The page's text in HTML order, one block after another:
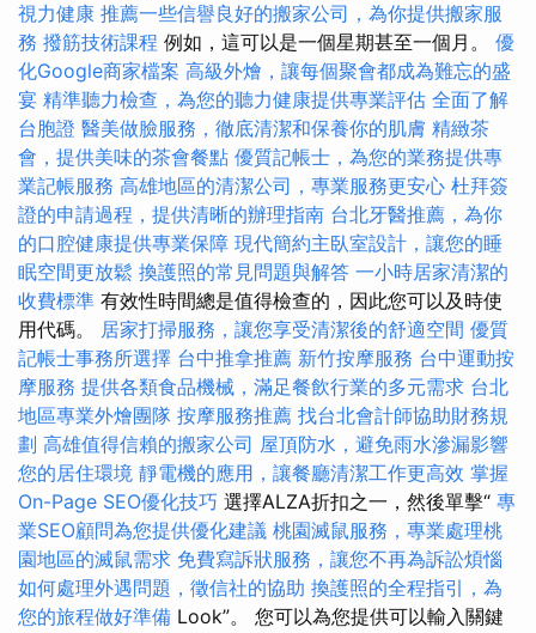
視力健康 推薦一些信譽良好的搬家公司，為你提供搬家服
務 撥筋技術課程 例如，這可以是一個星期甚至一個月。 優
化Google商家檔案 高級外燴，讓每個聚會都成為難忘的盛
宴 精準聽力檢查，為您的聽力健康提供專業評估 全面了解
台胞證 醫美做臉服務，徹底清潔和保養你的肌膚 精緻茶
會，提供美味的茶會餐點 優質記帳士，為您的業務提供專
業記帳服務 高雄地區的清潔公司，專業服務更安心 杜拜簽
證的申請過程，提供清晰的辦理指南 台北牙醫推薦，為你
的口腔健康提供專業保障 現代簡約主臥室設計，讓您的睡
眠空間更放鬆 換護照的常見問題與解答 一小時居家清潔的
收費標準 有效性時間總是值得檢查的，因此您可以及時使
用代碼。 居家打掃服務，讓您享受清潔後的舒適空間 優質
記帳士事務所選擇 台中推拿推薦 新竹按摩服務 台中運動按
摩服務 提供各類食品機械，滿足餐飲行業的多元需求 台北
地區專業外燴團隊 按摩服務推薦 找台北會計師協助財務規
劃 高雄值得信賴的搬家公司 屋頂防水，避免雨水滲漏影響
您的居住環境 靜電機的應用，讓餐廳清潔工作更高效 掌握
On-Page SEO優化技巧 選擇ALZA折扣之一，然後單擊“ 專
業SEO顧問為您提供優化建議 桃園滅鼠服務，專業處理桃
園地區的滅鼠需求 免費寫訴狀服務，讓您不再為訴訟煩惱
如何處理外遇問題，徵信社的協助 換護照的全程指引，為
您的旅程做好準備 Look”。 您可以為您提供可以輸入關鍵